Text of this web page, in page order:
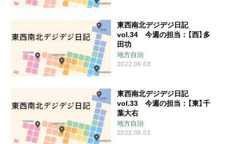
東西南北デジデジ日記
vol.34 今週の担当：【西】多
田功
地方自治
2022.06.09
東西南北デジデジ日記
vol.33 今週の担当：【東】千
葉大右
地方自治
2022.06.02